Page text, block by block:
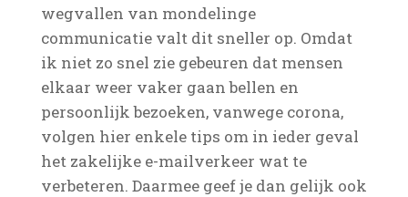
wegvallen van mondelinge
communicatie valt dit sneller op. Omdat
ik niet zo snel zie gebeuren dat mensen
elkaar weer vaker gaan bellen en
persoonlijk bezoeken, vanwege corona,
volgen hier enkele tips om in ieder geval
het zakelijke e-mailverkeer wat te
verbeteren. Daarmee geef je dan gelijk ook